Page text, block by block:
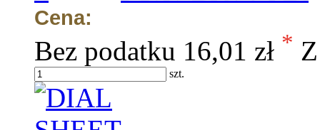
Cena:
Bez podatku 16,01 zł *
szt.